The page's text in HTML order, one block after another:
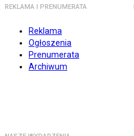
REKLAMA I PRENUMERATA
Reklama
Ogłoszenia
Prenumerata
Archiwum